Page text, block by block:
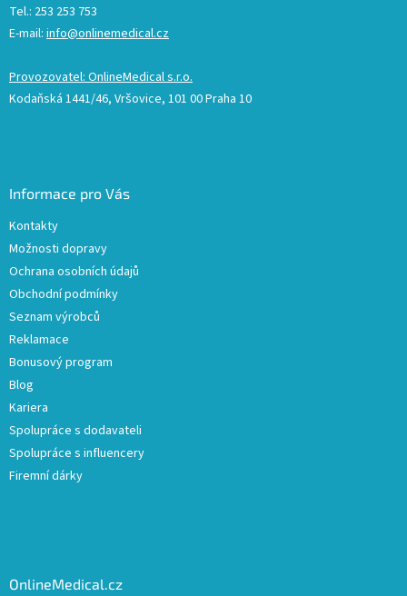
Tel.: 253 253 753
E-mail: info@onlinemedical.cz
Provozovatel: OnlineMedical s.r.o.
Kodaňská 1441/46, Vršovice, 101 00 Praha 10
Informace pro Vás
Kontakty
Možnosti dopravy
Ochrana osobních údajů
Obchodní podmínky
Seznam výrobců
Reklamace
Bonusový program
Blog
Kariera
Spolupráce s dodavateli
Spolupráce s influencery
Firemní dárky
OnlineMedical.cz